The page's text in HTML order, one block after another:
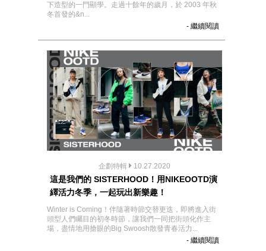
下造型的一門顯學。走過十餘年的歲月，於 2003 年秋
冬首發的&n...
- 繼續閱讀
企劃特輯 10.27.2020
這是我們的 SISTERHOOD！用NIKEOOTD演
繹活力冬季，一起玩出新樂趣！
Winter is Coming！伴隨著時節交替更迭，即將進入街
頭型人們矚目的初冬時節，讓我們一同把街頭化作主
場，盡情地用搶眼的Big Swoosh散發青春活力...
- 繼續閱讀